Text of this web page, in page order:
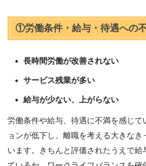
①労働条件・給与・待遇への
長時間労働が改善されない
サービス残業が多い
給与が少ない、上がらない
労働条件や給与、待遇に不満を感じて
ョンが低下し、離職を考える大きなき
います。きちんと評価されたうえで給